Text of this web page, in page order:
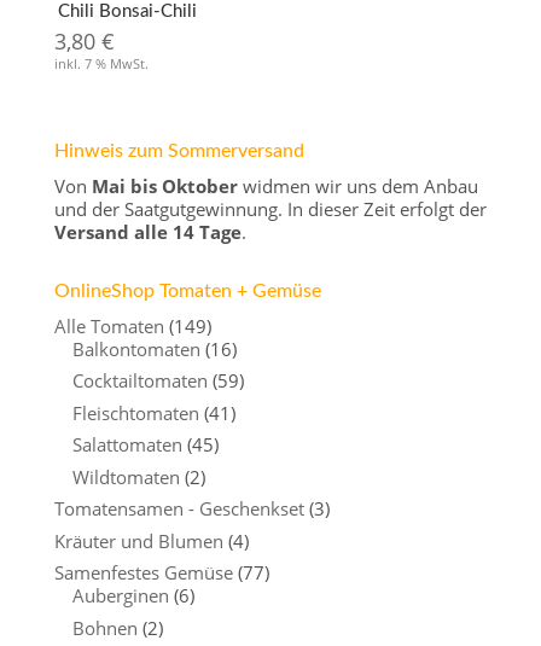
Chili Bonsai-Chili
3,80 €
inkl. 7 % MwSt.
Hinweis zum Sommerversand
Von Mai bis Oktoberwidmen wir uns dem Anbau
und der Saatgutgewinnung. In dieser Zeit erfolgt der
Versand alle 14 Tage.
OnlineShop Tomaten + Gemüse
Alle Tomaten (149)
Balkontomaten (16)
Cocktailtomaten (59)
Fleischtomaten (41)
Salattomaten (45)
Wildtomaten (2)
Tomatensamen - Geschenkset (3)
Kräuter und Blumen (4)
Samenfestes Gemüse (77)
Auberginen (6)
Bohnen (2)